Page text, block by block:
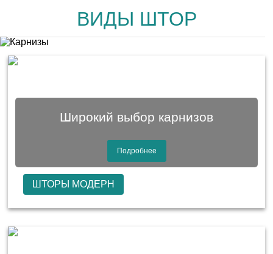
Широкий выбор карнизов
Подробнее
ВИДЫ ШТОР
ШТОРЫ МОДЕРН